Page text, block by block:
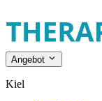
Angebot
Kiel